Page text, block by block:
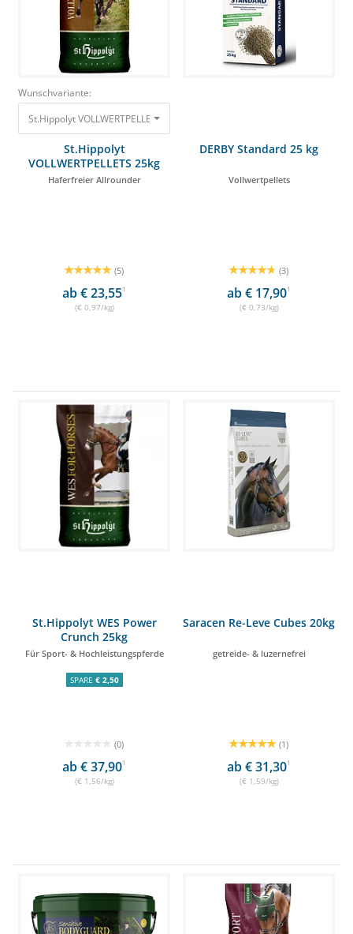
Wunschvariante:
St.Hippolyt VOLLWERTPELLETS 25kg Haferfreier Allrounder 24,20 €
St.Hippolyt
VOLLWERTPELLETS 25kg
Haferfreier Allrounder
(5)
ab € 23,551
(€ 0,97/kg)
DERBY Standard 25 kg
Vollwertpellets
(3)
ab € 17,901
(€ 0,73/kg)
St.Hippolyt WES Power
Crunch 25kg
Für Sport- & Hochleistungspferde
SPARE € 2,50
(0)
ab € 37,901
(€ 1,56/kg)
Saracen Re-Leve Cubes 20kg
getreide- & luzernefrei
(1)
ab € 31,301
(€ 1,59/kg)